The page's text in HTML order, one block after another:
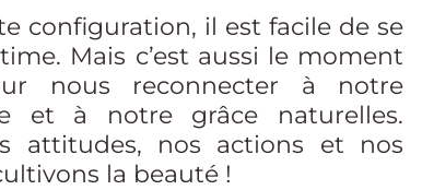
configuration, il est facile de se
Mais c’est aussi le moment
nous reconnecter à notre
et à notre grâce naturelles.
attitudes, nos actions et nos
la beauté !